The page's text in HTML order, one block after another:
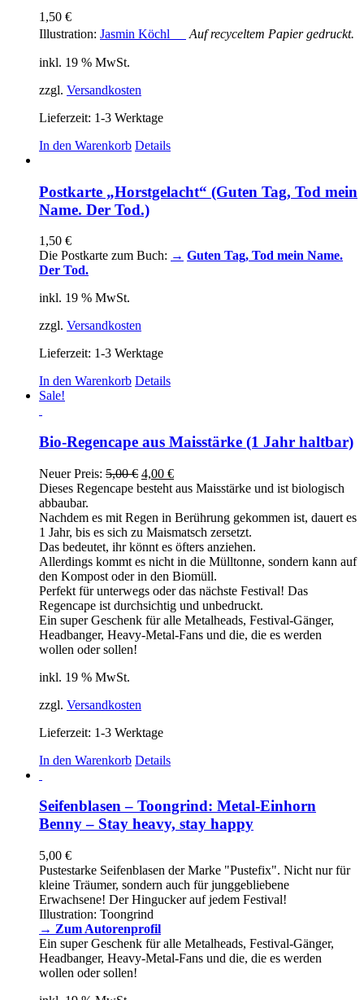
1,50 €
Illustration: Jasmin Köchl Auf recyceltem Papier gedruckt.
inkl. 19 % MwSt.
zzgl. Versandkosten
Lieferzeit: 1-3 Werktage
In den Warenkorb Details
Postkarte „Horstgelacht“ (Guten Tag, Tod mein
Name. Der Tod.)
1,50 €
Die Postkarte zum Buch: → Guten Tag, Tod mein Name.
Der Tod.
inkl. 19 % MwSt.
zzgl. Versandkosten
Lieferzeit: 1-3 Werktage
In den Warenkorb Details
Sale!
Bio-Regencape aus Maisstärke (1 Jahr haltbar)
Neuer Preis: 5,00€ Ursprünglicher
Preis
5,00 €
4,00 €Aktueller
Preis
4,00 €.
Dieses Regencape besteht aus Maisstärke und ist biologisch
abbaubar.
Nachdem es mit Regen in Berührung gekommen ist, dauert es
1 Jahr, bis es sich zu Maismatsch zersetzt.
Das bedeutet, ihr könnt es öfters anziehen.
Allerdings kommt es nicht in die Mülltonne, sondern kann auf
den Kompost oder in den Biomüll.
Perfekt für unterwegs oder das nächste Festival! Das
Regencape ist durchsichtig und unbedruckt.
Ein super Geschenk für alle Metalheads, Festival-Gänger,
Headbanger, Heavy-Metal-Fans und die, die es werden
wollen oder sollen!
inkl. 19 % MwSt.
zzgl. Versandkosten
Lieferzeit: 1-3 Werktage
In den Warenkorb Details
Seifenblasen – Toongrind: Metal-Einhorn
Benny – Stay heavy, stay happy
5,00 €
Pustestarke Seifenblasen der Marke "Pustefix". Nicht nur für
kleine Träumer, sondern auch für junggebliebene
Erwachsene! Der Hingucker auf jedem Festival!
Illustration: Toongrind
→ Zum Autorenprofil
Ein super Geschenk für alle Metalheads, Festival-Gänger,
Headbanger, Heavy-Metal-Fans und die, die es werden
wollen oder sollen!